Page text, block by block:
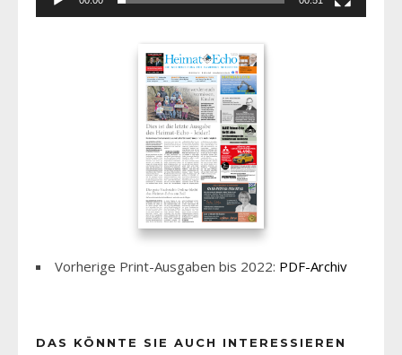
Vorherige Print-Ausgaben bis 2022: PDF-Archiv
DAS KÖNNTE SIE AUCH INTERESSIEREN